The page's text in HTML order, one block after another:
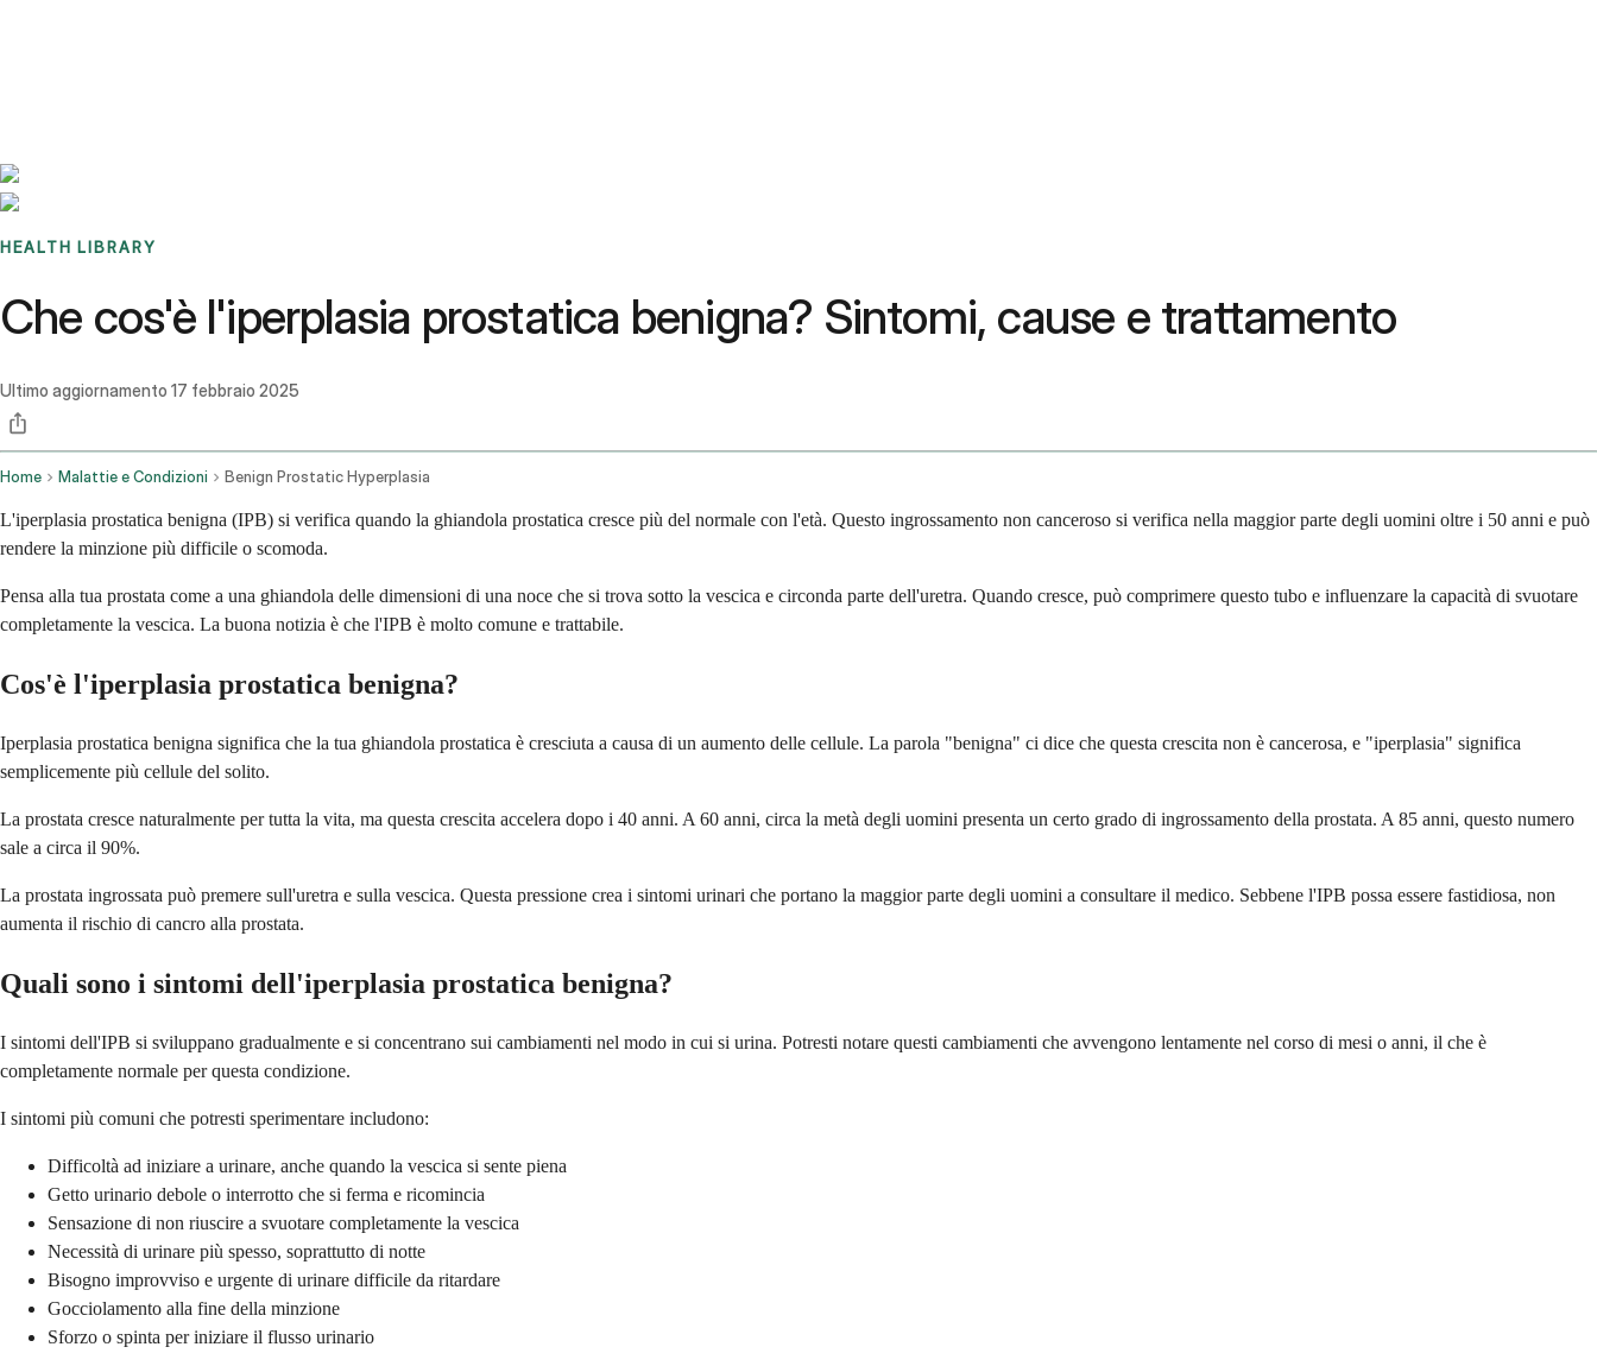
HEALTH LIBRARY
Che cos'è l'iperplasia prostatica benigna? Sintomi, cause e trattamento
Ultimo aggiornamento 17 febbraio 2025
Home Malattie e Condizioni Benign Prostatic Hyperplasia
L'iperplasia prostatica benigna (IPB) si verifica quando la ghiandola prostatica cresce più del normale con l'età. Questo ingrossamento non canceroso si verifica nella maggior parte degli uomini oltre i 50 anni e può
rendere la minzione più difficile o scomoda.
Pensa alla tua prostata come a una ghiandola delle dimensioni di una noce che si trova sotto la vescica e circonda parte dell'uretra. Quando cresce, può comprimere questo tubo e influenzare la capacità di svuotare
completamente la vescica. La buona notizia è che l'IPB è molto comune e trattabile.
Cos'è l'iperplasia prostatica benigna?
Iperplasia prostatica benigna significa che la tua ghiandola prostatica è cresciuta a causa di un aumento delle cellule. La parola "benigna" ci dice che questa crescita non è cancerosa, e "iperplasia" significa
semplicemente più cellule del solito.
La prostata cresce naturalmente per tutta la vita, ma questa crescita accelera dopo i 40 anni. A 60 anni, circa la metà degli uomini presenta un certo grado di ingrossamento della prostata. A 85 anni, questo numero
sale a circa il 90%.
La prostata ingrossata può premere sull'uretra e sulla vescica. Questa pressione crea i sintomi urinari che portano la maggior parte degli uomini a consultare il medico. Sebbene l'IPB possa essere fastidiosa, non
aumenta il rischio di cancro alla prostata.
Quali sono i sintomi dell'iperplasia prostatica benigna?
I sintomi dell'IPB si sviluppano gradualmente e si concentrano sui cambiamenti nel modo in cui si urina. Potresti notare questi cambiamenti che avvengono lentamente nel corso di mesi o anni, il che è
completamente normale per questa condizione.
I sintomi più comuni che potresti sperimentare includono:
Difficoltà ad iniziare a urinare, anche quando la vescica si sente piena
Getto urinario debole o interrotto che si ferma e ricomincia
Sensazione di non riuscire a svuotare completamente la vescica
Necessità di urinare più spesso, soprattutto di notte
Bisogno improvviso e urgente di urinare difficile da ritardare
Gocciolamento alla fine della minzione
Sforzo o spinta per iniziare il flusso urinario